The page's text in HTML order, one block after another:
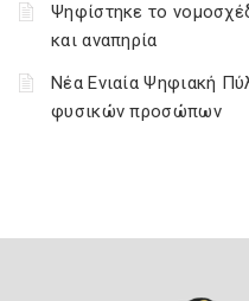
Ψηφίστηκε το
και αναπηρία
Νέα Ενιαία Ψηφιακή
φυσικών προσώπων